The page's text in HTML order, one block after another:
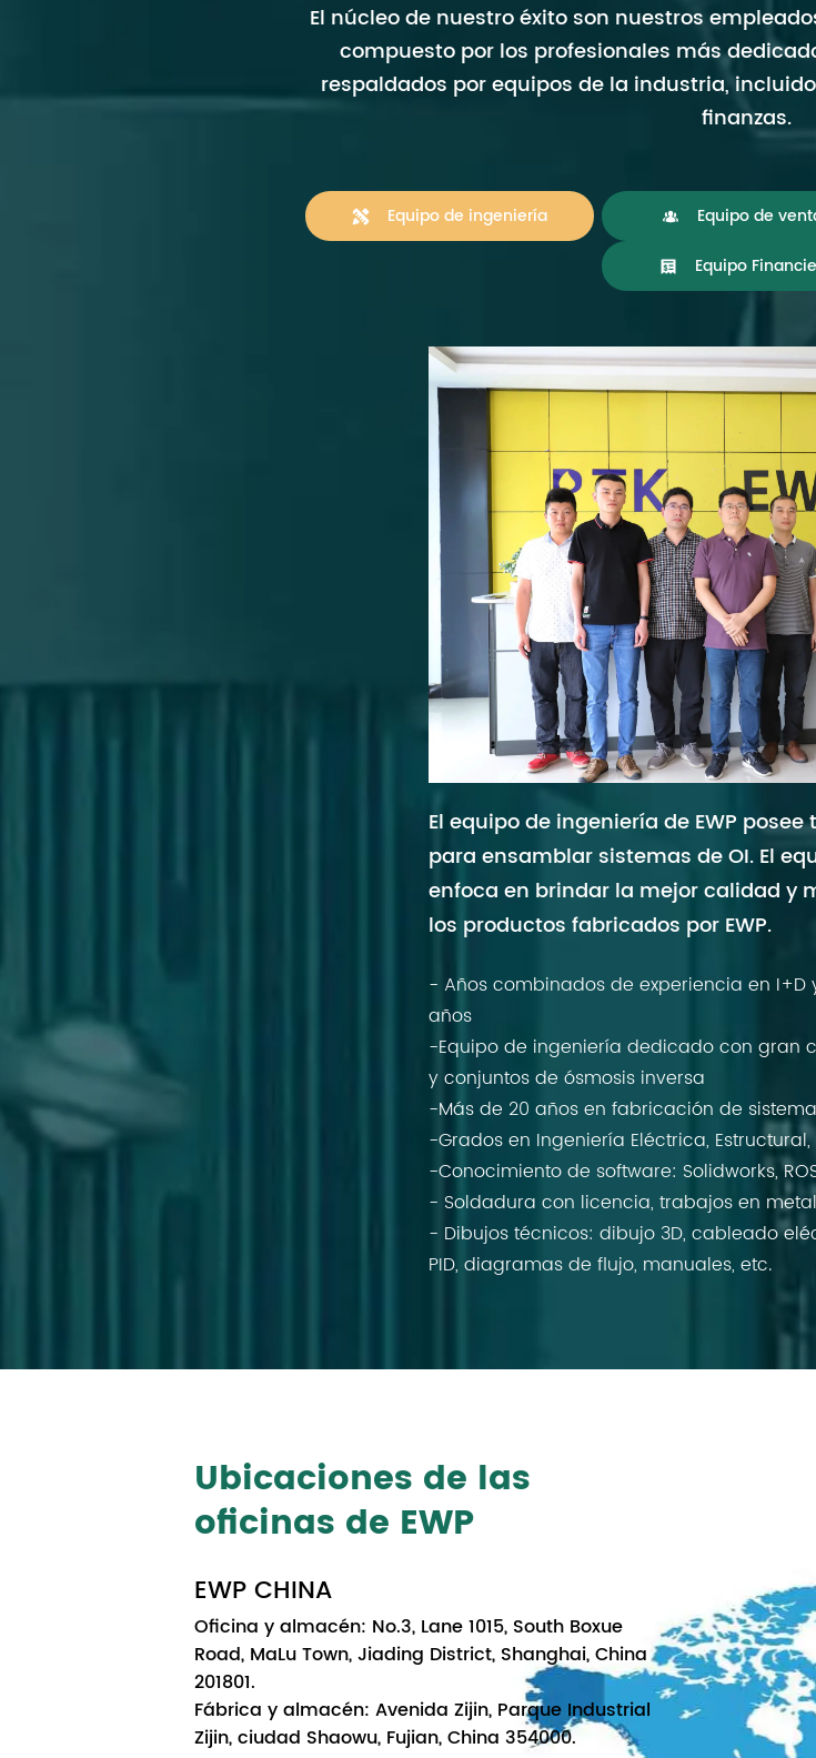
El núcleo de nuestro éxito son nuestros
compuesto por los profesionales más
respaldados por equipos de la industria,
finanzas.
Equipo de ingeniería Equipo de
Equipo
El equipo de ingeniería de EWP
para ensamblar sistemas de OI. El
enfoca en brindar la mejor calidad y
los productos fabricados por EWP.
- Años combinados de experiencia en
años
-Equipo de ingeniería dedicado con gran
y conjuntos de ósmosis inversa
-Más de 20 años en fabricación de
-Grados en Ingeniería Eléctrica,
-Conocimiento de software: Solidworks,
- Soldadura con licencia, trabajos en
- Dibujos técnicos: dibujo 3D, cableado
PID, diagramas de flujo, manuales, etc.
Ubicaciones de las
oficinas de EWP
EWP CHINA
Oficina y almacén: No.3, Lane 1015, South Boxue
Road, MaLu Town, Jiading District, Shanghai, China
201801.
Fábrica y almacén: Avenida Zijin, Parque Industrial
Zijin, ciudad Shaowu, Fujian, China 354000.